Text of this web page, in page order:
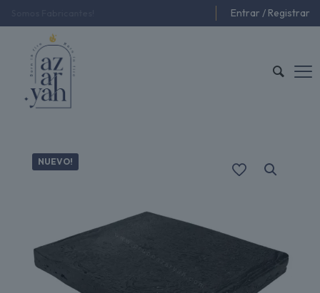
Entrar / Registrar
NUEVO!